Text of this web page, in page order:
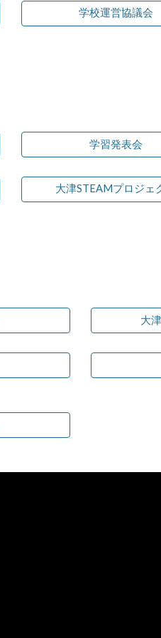
学校運営協議会
学習発表会
大津STEAMプロジェ
大